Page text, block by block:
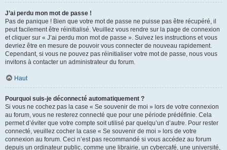
J’ai perdu mon mot de passe !
Pas de panique ! Bien que votre mot de passe ne puisse pas être récupéré, il
peut facilement être réinitialisé. Veuillez vous rendre sur la page de connexion
et cliquer sur « J’ai perdu mon mot de passe ». Suivez les instructions et vous
devriez être en mesure de pouvoir vous connecter de nouveau rapidement.
Cependant, si vous ne pouvez pas réinitialiser votre mot de passe, nous vous
invitons à contacter un administrateur du forum.
Haut
Pourquoi suis-je déconnecté automatiquement ?
Si vous ne cochez pas la case « Se souvenir de moi » lors de votre connexion
au forum, vous ne resterez connecté que pour une période prédéfinie. Cela
permet d’éviter que votre compte soit utilisé par quelqu’un d’autre. Pour rester
connecté, veuillez cocher la case « Se souvenir de moi » lors de votre
connexion au forum. Ceci n’est pas recommandé si vous accédez au forum
depuis un ordinateur public, comme une librairie, un cybercafé, une université,